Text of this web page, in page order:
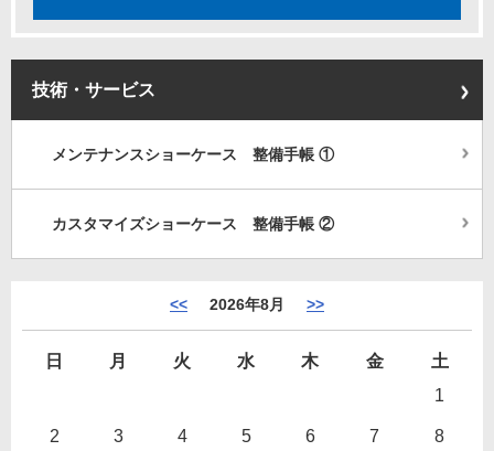
技術・サービス
メンテナンスショーケース 整備手帳 ①
カスタマイズショーケース 整備手帳 ②
<< 2026年8月 >>
日 月 火 水 木 金
土
1
2 3 4 5 6 7 8